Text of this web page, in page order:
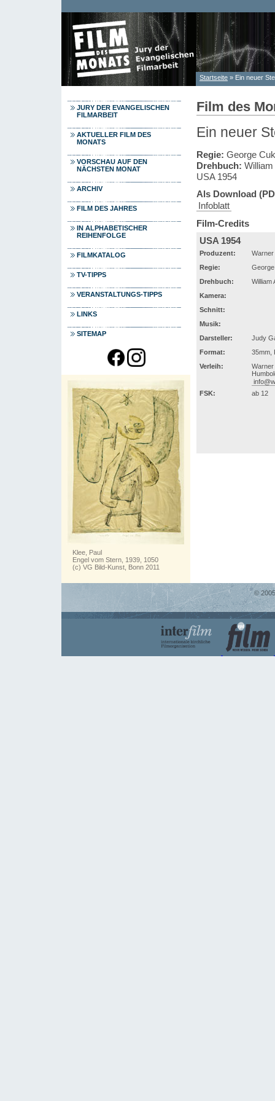
Sie sind hier
Startseite » Ein neuer
JURY DER EVANGELISCHEN
FILMARBEIT
AKTUELLER FILM DES
MONATS
VORSCHAU AUF DEN
NÄCHSTEN MONAT
ARCHIV
FILM DES JAHRES
IN ALPHABETISCHER
REIHENFOLGE
FILMKATALOG
TV-TIPPS
VERANSTALTUNGS-TIPPS
LINKS
SITEMAP
Klee, Paul
Engel vom Stern, 1939, 1050
(c) VG Bild-Kunst, Bonn 2011
Film des
Ein neuer
Regie: George
Drehbuch:
USA 1954
Als Download
Infoblatt
Film-Credits
USA 1954
Produzent:
Regie:
Drehbuch:
William
Kamera:
Schnitt:
Musik:
Darsteller:
Judy
Format:
35mm,
Verleih:
FSK:
ab 12
©